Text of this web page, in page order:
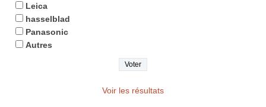
Leica
hasselblad
Panasonic
Autres
Voir les résultats